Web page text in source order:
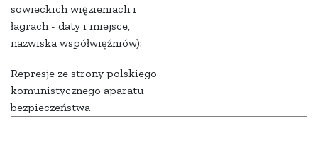
sowieckich więzieniach i
łagrach - daty i miejsce,
nazwiska współwięźniów):
Represje ze strony polskiego
komunistycznego aparatu
bezpieczeństwa